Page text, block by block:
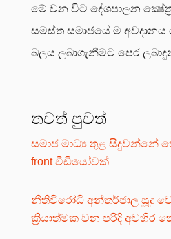
මේ වන විට දේශපාලන
සමස්ත සමාජයේ ම
බලය ලබාගැනීමට පෙර
තවත් පුවත්
සමාජ මාධ්‍ය තුළ සිදුවන්නේ
front වීඩියෝවක්
නීතිවිරෝධී අන්තර්ජාල සූදු
ක්‍රියාත්මක වන පරිදි අවහිර